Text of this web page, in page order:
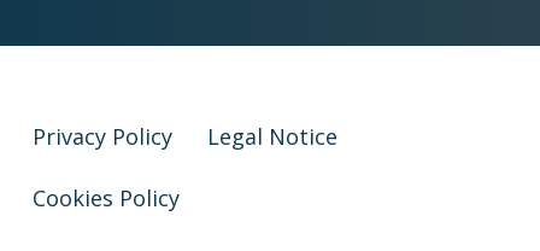
Privacy Policy Legal Notice
Cookies Policy